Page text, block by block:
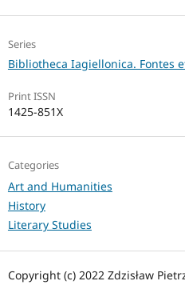
Series
Bibliotheca Iagiellonica. Fontes
Print ISSN
1425-851X
Categories
Art and Humanities
History
Literary Studies
Copyright (c) 2022 Zdzisław